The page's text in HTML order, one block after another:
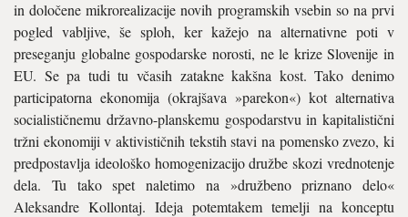
in določene mikrorealizacije novih programskih vsebin so na prvi
pogled vabljive, še sploh, ker kažejo na alternativne poti v
preseganju globalne gospodarske norosti, ne le krize Slovenije in
EU. Se pa tudi tu včasih zatakne kakšna kost. Tako denimo
participatorna ekonomija (okrajšava »parekon«) kot alternativa
socialističnemu državno-planskemu gospodarstvu in kapitalistični
tržni ekonomiji v aktivističnih tekstih stavi na pomensko zvezo, ki
predpostavlja ideološko homogenizacijo družbe skozi vrednotenje
dela. Tu tako spet naletimo na »družbeno priznano delo«
Aleksandre Kollontaj. Ideja potemtakem temelji na konceptu